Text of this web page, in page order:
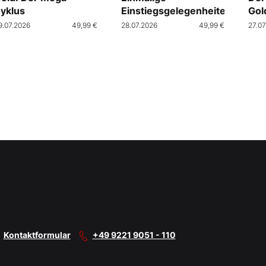
49,99 €
Einstiegsgelegenheiten
28.07.2026 49,99 €
Kontaktformular +49 9221 9051 - 110